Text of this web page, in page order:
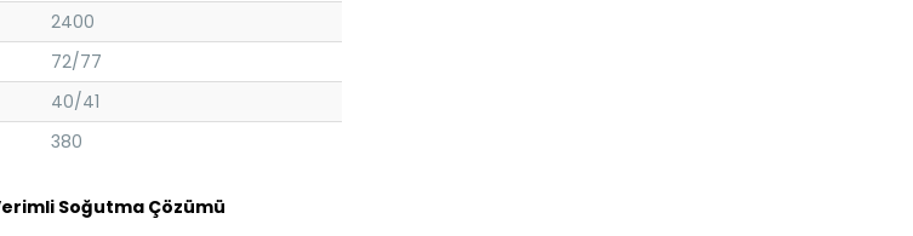
2400
72/77
40/41
380
Soğutma Çözümü